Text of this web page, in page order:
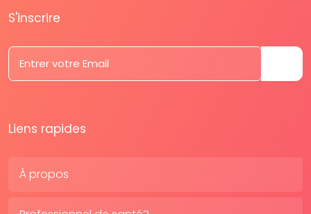
S'inscrire
Liens rapides
À propos